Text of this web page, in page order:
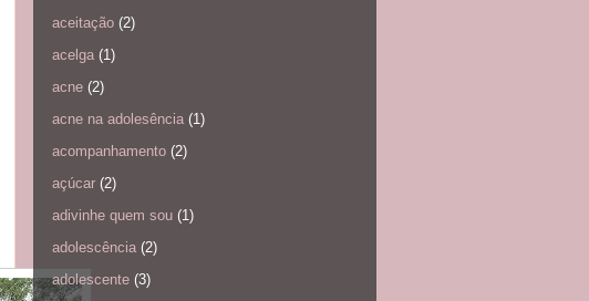
aceitação (2)
acelga (1)
acne (2)
acne na adolesência (1)
acompanhamento (2)
açúcar (2)
adivinhe quem sou (1)
adolescência (2)
adolescente (3)